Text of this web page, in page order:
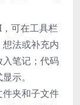
可在工具栏
法或补充内
笔记；代码
示。
件夹和子文件